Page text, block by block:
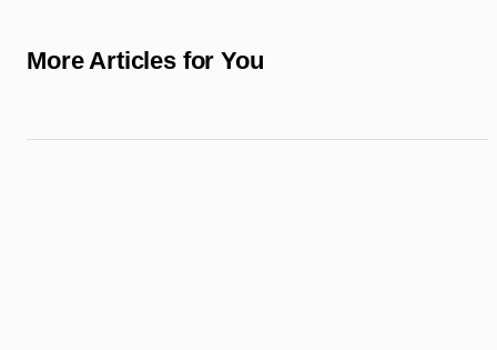
More Articles for You